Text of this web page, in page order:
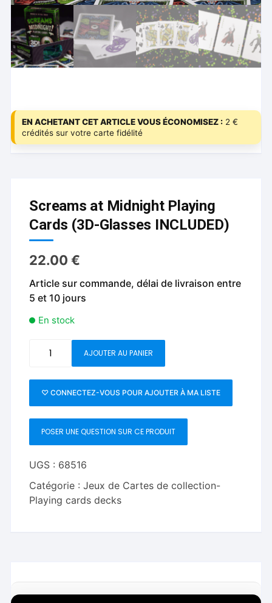
EN ACHETANT CET ARTICLE VOUS ÉCONOMISEZ : 2 €
crédités sur votre carte fidélité
Screams at Midnight Playing
Cards (3D-Glasses INCLUDED)
22.00€
Article sur commande, délai de livraison entre
5 et 10 jours
En stock
Midnight
Playing
Cards
(3D-
Glasses
AJOUTER AU PANIER
♡ CONNECTEZ-VOUS POUR AJOUTER À MA LISTE
POSER UNE QUESTION SUR CE PRODUIT
UGS : 68516
Catégorie :Jeux de Cartes de collection-
Playing cards decks